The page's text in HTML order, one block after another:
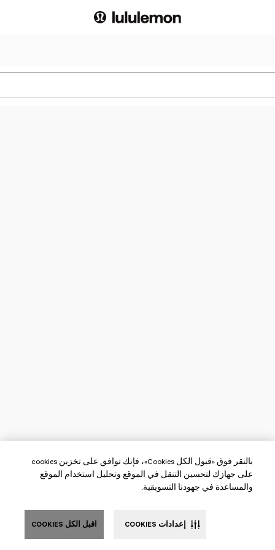
بالنقر فوق «قبول الكل Cookies»، فإنك توافق على تخزين cookies
على جهازك لتحسين التنقل في الموقع وتحليل استخدام الموقع
والمساعدة في جهودنا التسويقية.
اقبل الكل COOKIES إعدادات COOKIES